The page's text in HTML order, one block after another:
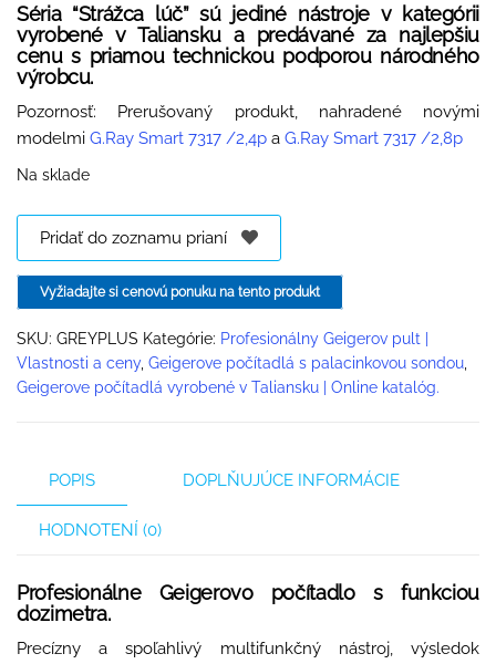
Séria “Strážca lúč” sú jediné nástroje v kategórii
vyrobené v Taliansku a predávané za najlepšiu
cenu s priamou technickou podporou národného
výrobcu.
Pozornosť: Prerušovaný produkt, nahradené novými
modelmi G.Ray Smart 7317 /2,4p a G.Ray Smart 7317 /2,8p
Na sklade
Pridať do zoznamu prianí
Vyžiadajte si cenovú ponuku na tento produkt
SKU: GREYPLUS Kategórie: Profesionálny Geigerov pult |
Vlastnosti a ceny, Geigerove počítadlá s palacinkovou sondou
Geigerove počítadlá vyrobené v Taliansku | Online katalóg.
POPIS DOPLŇUJÚCE INFORMÁCIE
HODNOTENÍ (0)
Profesionálne Geigerovo počítadlo s funkciou
dozimetra.
Precízny a spoľahlivý multifunkčný nástroj, výsledok